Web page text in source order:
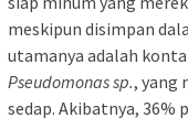
meskipun disimpan
utamanya adalah
Pseudomonas sp., yang
sedap. Akibatnya, 36%